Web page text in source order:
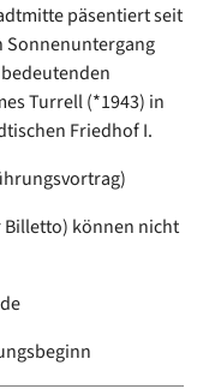
päsentiert seit
Sonnenuntergang
Turrell (*1943) in
Friedhof I.
Billetto) können nicht